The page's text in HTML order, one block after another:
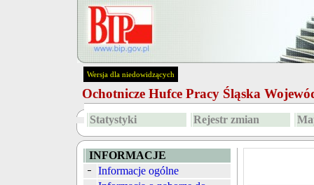
Wersja dla niedowidzących
Ochotnicze Hufce Pracy Śląska
Statystyki Rejestr zmian
INFORMACJE
Informacje ogólne